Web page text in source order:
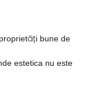
bune de
estetica nu este